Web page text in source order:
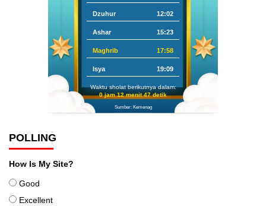
Dzuhur 12:02
Ashar 15:23
Maghrib 17:58
Isya 19:09
Waktu sholat berikutnya dalam:
0 jam 12 menit 46 detik
Sumber: Kemenag
POLLING
How Is My Site?
Good
Excellent